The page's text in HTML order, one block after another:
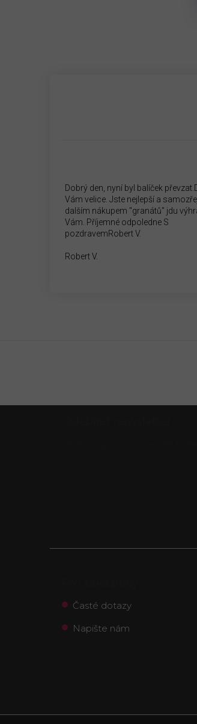
Dobrý den, nyní byl balíček
Vám velice. Jste nejlepší a
dalším nákupem "granátů" jdu
Vám. Příjemné odpoledne S
pozdravemRobert V.
Robert V.
Časté dotazy
Napište nám